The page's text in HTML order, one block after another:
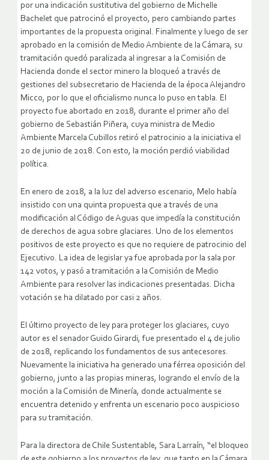
por una indicación sustitutiva del gobierno de Michelle
Bachelet que patrocinó el proyecto, pero cambiando partes
importantes de la propuesta original. Finalmente y luego de ser
aprobado en la comisión de Medio Ambiente de la Cámara, su
tramitación quedó paralizada al ingresar a la Comisión de
Hacienda donde el sector minero la bloqueó a través de
gestiones del subsecretario de Hacienda de la época Alejandro
Micco, por lo que el oficialismo nunca lo puso en tabla. El
proyecto fue abortado en 2018, durante el primer año del
gobierno de Sebastián Piñera, cuya ministra de Medio
Ambiente Marcela Cubillos retiró el patrocinio a la iniciativa el
20 de junio de 2018. Con esto, la moción perdió viabilidad
política.
En enero de 2018, a la luz del adverso escenario, Melo había
insistido con una quinta propuesta que a través de una
modificación al Código de Aguas que impedía la constitución
de derechos de agua sobre glaciares. Uno de los elementos
positivos de este proyecto es que no requiere de patrocinio del
Ejecutivo. La idea de legislar ya fue aprobada por la sala por
142 votos, y pasó a tramitación a la Comisión de Medio
Ambiente para resolver las indicaciones presentadas. Dicha
votación se ha dilatado por casi 2 años.
El último proyecto de ley para proteger los glaciares, cuyo
autor es el senador Guido Girardi, fue presentado el 4 de julio
de 2018, replicando los fundamentos de sus antecesores.
Nuevamente la iniciativa ha generado una férrea oposición del
gobierno, junto a las propias mineras, logrando el envío de la
moción a la Comisión de Minería, donde actualmente se
encuentra detenido y enfrenta un escenario poco auspicioso
para su tramitación.
Para la directora de Chile Sustentable, Sara Larraín, “el bloqueo